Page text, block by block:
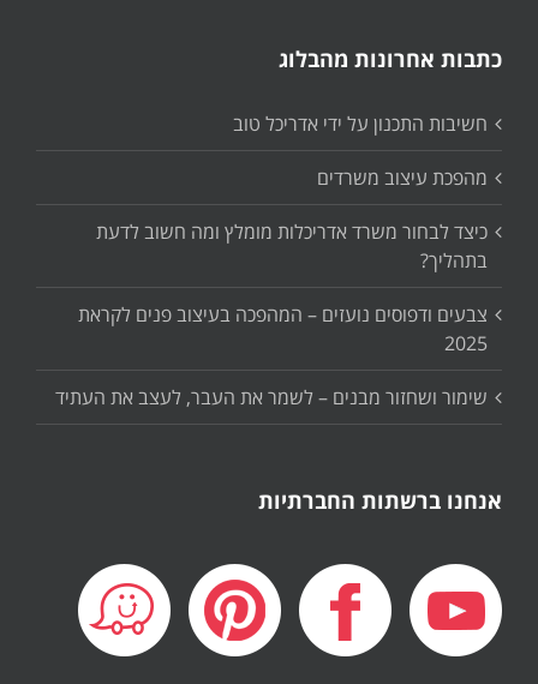
כתבות אחרונות מהבלוג
חשיבות התכנון על ידי אדריכל טוב
מהפכת עיצוב משרדים
כיצד לבחור משרד אדריכלות מומלץ ומה חשוב לדעת
בתהליך?
צבעים ודפוסים נועזים – המהפכה בעיצוב פנים לקראת
2025
שימור ושחזור מבנים – לשמר את העבר, לעצב את העתיד
אנחנו ברשתות החברתיות